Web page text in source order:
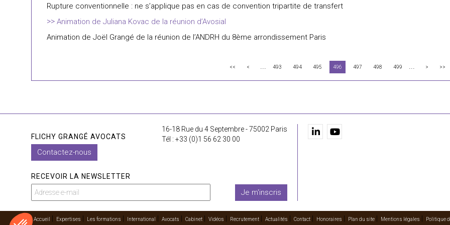
Rupture conventionnelle : ne s’applique pas en cas de convention tripartite de transfert
Animation de Juliana Kovac de la réunion d’Avosial
Animation de Joël Grangé de la réunion de l’ANDRH du 8ème arrondissement Paris
<< < ... 493 494 495 496 497 498 499 ... > >>
FLICHY GRANGÉ AVOCATS
16-18 Rue du 4 Septembre - 75002 Paris
Tél : +33 (0)1 56 62 30 00
Contactez-nous
RECEVOIR LA NEWSLETTER
Je m'inscris
Accueil Expertises Les formations International Avocats Cabinet Vidéos Recrutement Actualités Contact Honoraires Plan du site Mentions légales Politique